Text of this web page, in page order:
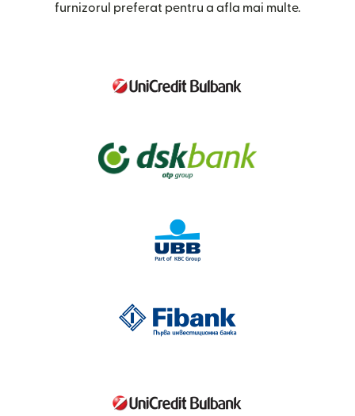
furnizorul preferat pentru a afla mai multe.